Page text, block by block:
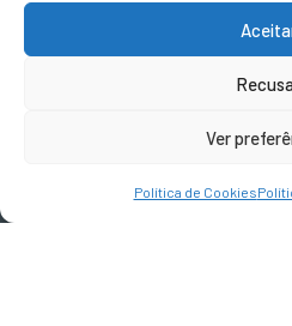
Ver
Política de Cookies